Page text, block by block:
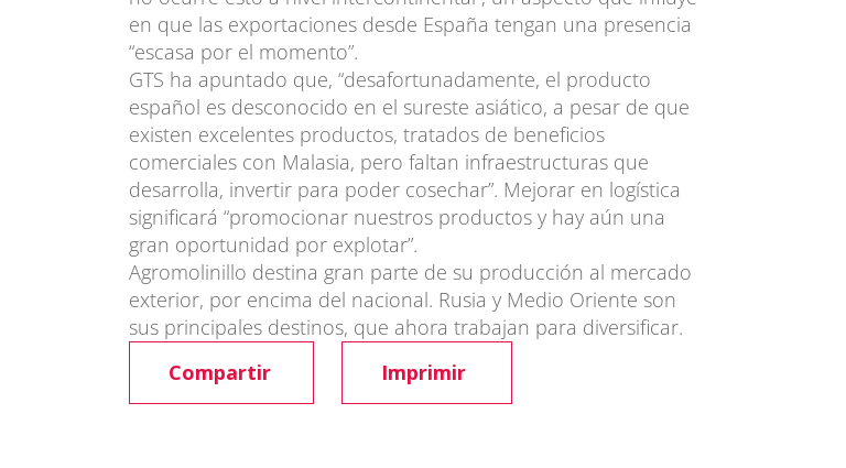
en que las exportaciones desde España tengan una presencia
“escasa por el momento”.
GTS ha apuntado que, “desafortunadamente, el producto
español es desconocido en el sureste asiático, a pesar de que
existen excelentes productos, tratados de beneficios
comerciales con Malasia, pero faltan infraestructuras que
desarrolla, invertir para poder cosechar”. Mejorar en logística
significará “promocionar nuestros productos y hay aún una
gran oportunidad por explotar”.
Agromolinillo destina gran parte de su producción al mercado
exterior, por encima del nacional. Rusia y Medio Oriente son
sus principales destinos, que ahora trabajan para diversificar.
Compartir
Imprimir